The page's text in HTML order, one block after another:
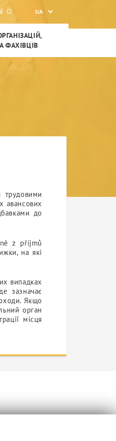
UA
ФАХІВЦІВ
трудовими
авансових
до
z příjmů
на які
випадках
зазначає
Якщо
орган
місця